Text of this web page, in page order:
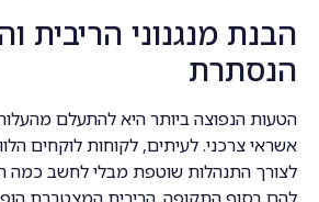
הבנת מנגנוני הריבית
הנסתרת
הטעות הנפוצה ביותר היא להתעלם
אשראי צרכני. לעיתים, לקוחות לוקחים
לצורך התנהלות שוטפת מבלי לחשב כמה